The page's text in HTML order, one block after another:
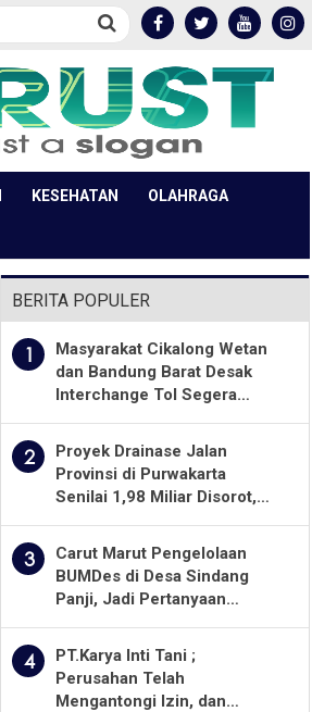
KESEHATAN OLAHRAGA
BERITA POPULER
1
Masyarakat Cikalong Wetan
dan Bandung Barat Desak
Interchange Tol Segera
2
Proyek Drainase Jalan
Provinsi di Purwakarta
Senilai 1,98 Miliar Disorot,
Pekerjaan Diawasi Ketat
3
Carut Marut Pengelolaan
BUMDes di Desa Sindang
Panji, Jadi Pertanyaan
4
PT.Karya Inti Tani ;
Perusahan Telah
Mengantongi Izin, dan